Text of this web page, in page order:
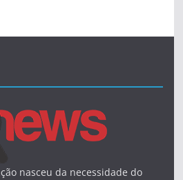
nasceu da necessidade do